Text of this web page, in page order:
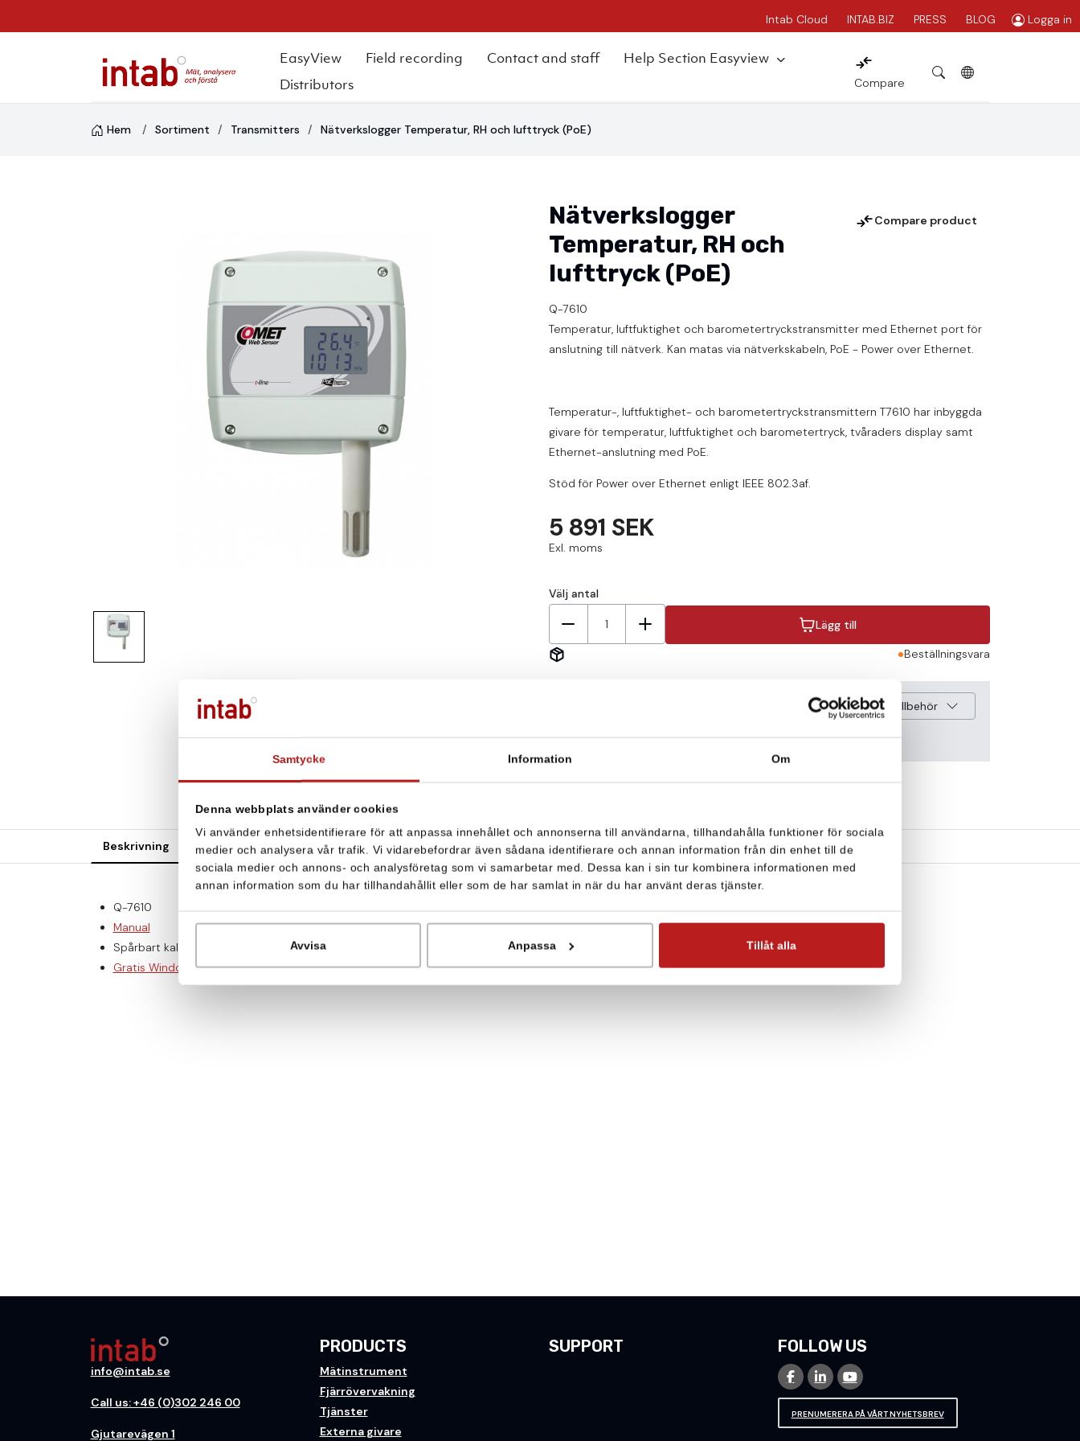
Samtycke Information Om
Denna webbplats använder cookies
Vi använder enhetsidentifierare för att anpassa innehållet och annonserna till användarna, tillhandahålla funktioner för sociala
medier och analysera vår trafik. Vi vidarebefordrar även sådana identifierare och annan information från din enhet till de
sociala medier och annons- och analysföretag som vi samarbetar med. Dessa kan i sin tur kombinera informationen med
annan information som du har tillhandahållit eller som de har samlat in när du har använt deras tjänster.
Avvisa Anpassa Tillåt alla
Intab Cloud INTAB.BIZ PRESS BLOG Logga in
EasyView Field recording Contact and staff
Help Section Easyview
Distributors
Compare
Hem Sortiment Transmitters Nätverkslogger Temperatur, RH och lufttryck (PoE)
Nätverkslogger
Temperatur, RH och
lufttryck (PoE)
Compare product
Q-7610
Temperatur, luftfuktighet och barometertryckstransmitter med Ethernet port för
anslutning till nätverk. Kan matas via nätverkskabeln, PoE - Power over Ethernet.
Temperatur-, luftfuktighet- och barometertryckstransmittern T7610 har inbyggda
givare för temperatur, luftfuktighet och barometertryck, tvåraders display samt
Ethernet-anslutning med PoE.
Stöd för Power over Ethernet enligt IEEE 802.3af.
5 891 SEK
Exl. moms
Välj antal
1 Lägg till
Beställningsvara
Glöm inte att köpa till nödvändiga tillbehör för
Visa tillbehör
Beskrivning Teknisk specifikation Filer och Länkar
Q-7610
Manual
Spårbart kalibreringscertifikat
Gratis Windows-programvara för konfigurering
info@intab.se
Call us: +46 (0)302 246 00
Gjutarevägen 1
PRODUCTS
Mätinstrument
Fjärrövervakning
Tjänster
Externa givare
SUPPORT FOLLOW US
PRENUMERERA PÅ VÅRT NYHETSBREV